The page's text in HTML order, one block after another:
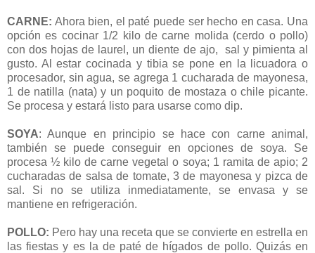
CARNE: Ahora bien, el paté puede ser hecho en casa. Una
opción es cocinar 1/2 kilo de carne molida (cerdo o pollo)
con dos hojas de laurel, un diente de ajo, sal y pimienta al
gusto. Al estar cocinada y tibia se pone en la licuadora o
procesador, sin agua, se agrega 1 cucharada de mayonesa,
1 de natilla (nata) y un poquito de mostaza o chile picante.
Se procesa y estará listo para usarse como dip.
SOYA: Aunque en principio se hace con carne animal,
también se puede conseguir en opciones de soya. Se
procesa ½ kilo de carne vegetal o soya; 1 ramita de apio; 2
cucharadas de salsa de tomate, 3 de mayonesa y pizca de
sal. Si no se utiliza inmediatamente, se envasa y se
mantiene en refrigeración.
POLLO: Pero hay una receta que se convierte en estrella en
las fiestas y es la de paté de hígados de pollo. Quizás en